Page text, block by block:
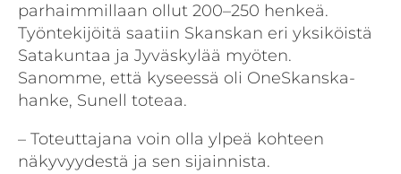
parhaimmillaan ollut 200–250 henkeä.
Työntekijöitä saatiin Skanskan eri yksiköistä
Satakuntaa ja Jyväskylää myöten.
Sanomme, että kyseessä oli OneSkanska-
hanke, Sunell toteaa.
– Toteuttajana voin olla ylpeä kohteen
näkyvyydestä ja sen sijainnista.